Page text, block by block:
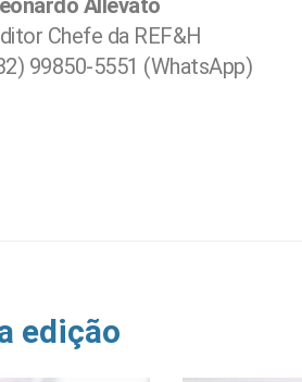
Allevato
Chefe da REF&H
99850-5551 (WhatsApp)
edição